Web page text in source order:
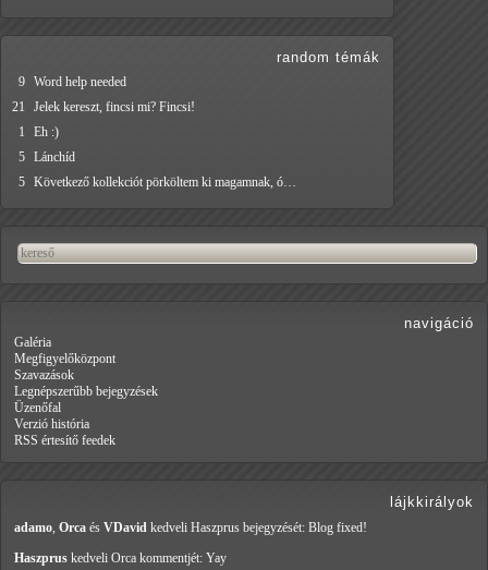
random témák
9 Word help needed
21
Jelek kereszt, fincsi mi? Fincsi!
1
Eh :)
5 Lánchíd
5 Következő kollekciót pörköltem ki magamnak, ó…
navigáció
Galéria
Megfigyelőközpont
Szavazások
Legnépszerűbb bejegyzések
Üzenőfal
Verzió história
RSS értesítő feedek
lájkkirályok
adamo, Orca és VDavid kedveli Haszprus bejegyzését: Blog fixed!
Haszprus kedveli Orca kommentjét: Yay